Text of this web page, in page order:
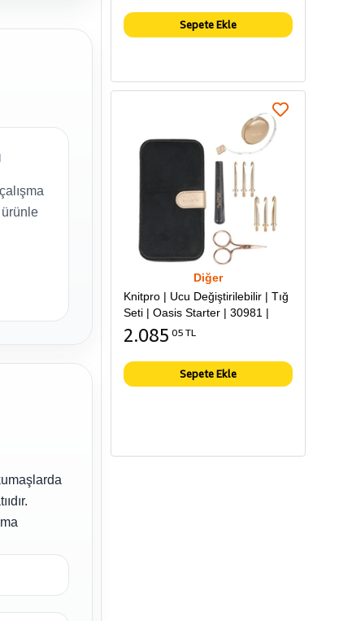
Sepete Ekle
Diğer
Knitpro | Ucu Değiştirilebilir | Tığ
Seti | Oasis Starter | 30981 |
2.085 05 TL
Sepete Ekle